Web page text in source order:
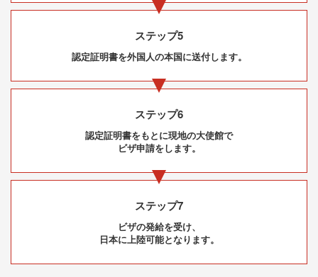
ステップ5
認定証明書を外国人の本国に送付します。
ステップ6
認定証明書をもとに現地の大使館で
ビザ申請をします。
ステップ7
ビザの発給を受け、
日本に上陸可能となります。